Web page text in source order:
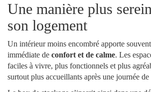
Une manière plus
son logement
Un intérieur moins encombré apporte
immédiate de confort et de calme. Les
faciles à vivre, plus fonctionnels et plus
surtout plus accueillants après une journée